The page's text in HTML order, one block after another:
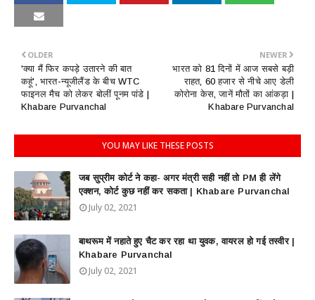
NEWER
भारत को 81 दिनों में आज सबसे बड़ी
राहत, 60 हजार से नीचे आए डेली
कोरोना केस, जानें मौतों का आंकड़ा |
Khabare Purvanchal
OLDER
'क्या मैं फिर कपड़े उतारने की बात
कहूं', भारत-न्यूजीलैंड के बीच WTC
फाइनल मैच को लेकर बोलीं पूनम पांडे |
Khabare Purvanchal
YOU MAY LIKE THESE POSTS
जब सुप्रीम कोर्ट ने कहा- अगर मंत्री सही नहीं तो PM ही लेंगे
एक्शन, कोर्ट कुछ नहीं कर सकता | Khabare Purvanchal
July 02, 2021
बाथरूम में नहाते हुए चैट कर रहा था युवक, वायरल हो गई तस्वीर |
Khabare Purvanchal
July 02, 2021